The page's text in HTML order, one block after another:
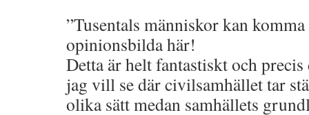
”Tusentals människor kan
opinionsbilda här!
Detta är helt fantastiskt och
jag vill se där civilsamhället tar
olika sätt medan samhällets